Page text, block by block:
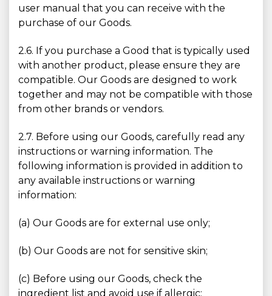
user manual that you can receive with the
purchase of our Goods.
2.6. If you purchase a Good that is typically used
with another product, please ensure they are
compatible. Our Goods are designed to work
together and may not be compatible with those
from other brands or vendors.
2.7. Before using our Goods, carefully read any
instructions or warning information. The
following information is provided in addition to
any available instructions or warning
information:
(a) Our Goods are for external use only;
(b) Our Goods are not for sensitive skin;
(c) Before using our Goods, check the
ingredient list and avoid use if allergic;